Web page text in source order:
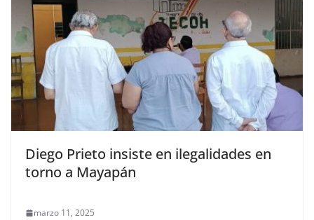
Diego Prieto insiste en ilegalidades en
torno a Mayapán
marzo 11, 2025